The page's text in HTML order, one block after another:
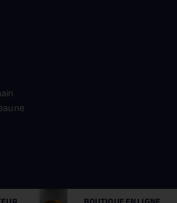
// monsieur-motcle.com